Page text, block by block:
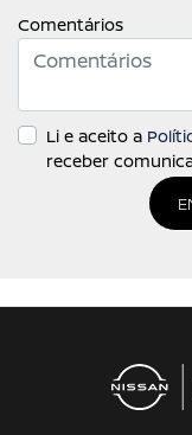
Comentários
Li e aceito a
receber